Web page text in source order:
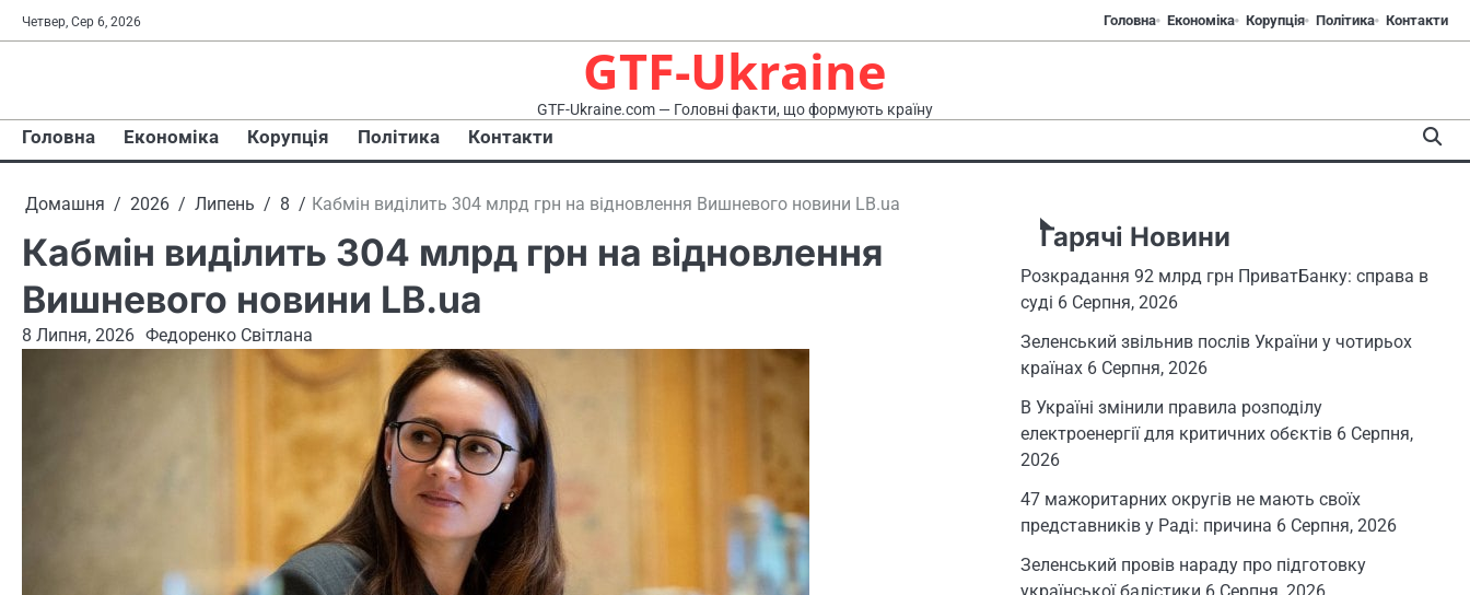
Перейти
до
Четвер, Сер 6, 2026 Головна Економіка Корупція Політика Контакти
GTF-Ukraine
GTF-Ukraine.com — Головні факти, що формують країну
Головна Економіка Корупція Політика Контакти
Домашня 2026 Липень 8 Кабмін виділить 304 млрд грн на відновлення Вишневого новини LB.ua
Кабмін виділить 304 млрд грн на відновлення
Вишневого новини LB.ua
8 Липня, 2026 Федоренко Світлана
Гарячі Новини
Розкрадання 92 млрд грн ПриватБанку: справа в
суді 6 Серпня, 2026
Зеленський звільнив послів України у чотирьох
країнах 6 Серпня, 2026
В Україні змінили правила розподілу
електроенергії для критичних обєктів 6 Серпня,
2026
47 мажоритарних округів не мають своїх
представників у Раді: причина 6 Серпня, 2026
Зеленський провів нараду про підготовку